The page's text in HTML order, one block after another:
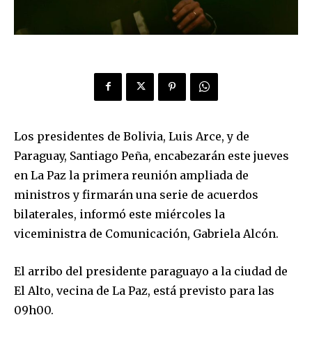
Los presidentes de Bolivia, Luis Arce, y de
Paraguay, Santiago Peña, encabezarán este jueves
en La Paz la primera reunión ampliada de
ministros y firmarán una serie de acuerdos
bilaterales, informó este miércoles la
viceministra de Comunicación, Gabriela Alcón.
El arribo del presidente paraguayo a la ciudad de
El Alto, vecina de La Paz, está previsto para las
09h00.